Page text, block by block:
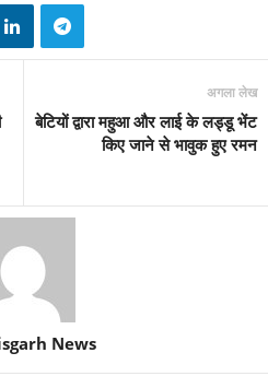
अगला लेख
बेटियों द्वारा महुआ और लाई के लड्डू भेंट
किए जाने से भावुक हुए रमन
News